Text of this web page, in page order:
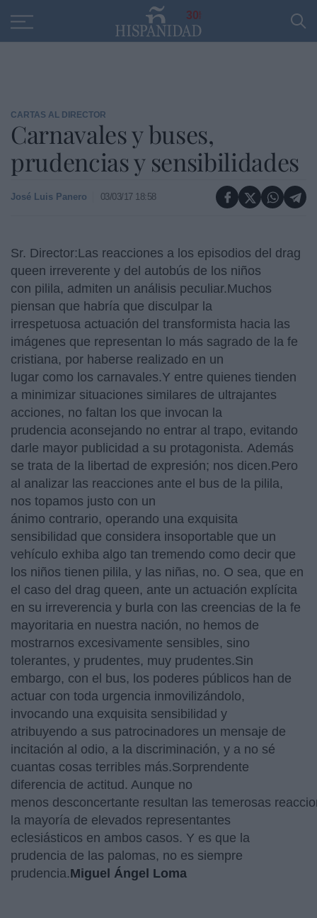
30
CARTAS AL DIRECTOR
Carnavales y buses,
prudencias y sensibilidades
José Luis Panero 03/03/17 18:58
Sr. Director:Las reacciones a los episodios del drag
queen irreverente y del autobús de los niños
con pilila, admiten un análisis peculiar.Muchos
piensan que habría que disculpar la
irrespetuosa actuación del transformista hacia las
imágenes que representan lo más sagrado de la fe
cristiana, por haberse realizado en un
lugar como los carnavales.Y entre quienes tienden
a minimizar situaciones similares de ultrajantes
acciones, no faltan los que invocan la
prudencia aconsejando no entrar al trapo, evitando
darle mayor publicidad a su protagonista. Además
se trata de la libertad de expresión; nos dicen.Pero
al analizar las reacciones ante el bus de la pilila,
nos topamos justo con un
ánimo contrario, operando una exquisita
sensibilidad que considera insoportable que un
vehículo exhiba algo tan tremendo como decir que
los niños tienen pilila, y las niñas, no. O sea, que en
el caso del drag queen, ante un actuación explícita
en su irreverencia y burla con las creencias de la fe
mayoritaria en nuestra nación, no hemos de
mostrarnos excesivamente sensibles, sino
tolerantes, y prudentes, muy prudentes.Sin
embargo, con el bus, los poderes públicos han de
actuar con toda urgencia inmovilizándolo,
invocando una exquisita sensibilidad y
atribuyendo a sus patrocinadores un mensaje de
incitación al odio, a la discriminación, y a no sé
cuantas cosas terribles más.Sorprendente
diferencia de actitud. Aunque no
menos desconcertante resultan las temerosas
la mayoría de elevados representantes
eclesiásticos en ambos casos. Y es que la
prudencia de las palomas, no es siempre
prudencia.Miguel Ángel Loma